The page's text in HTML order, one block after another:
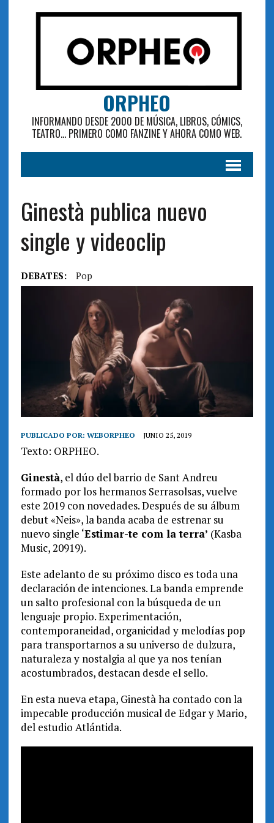
ORPHEO
INFORMANDO DESDE 2000 DE MÚSICA, LIBROS, CÓMICS,
TEATRO... PRIMERO COMO FANZINE Y AHORA COMO WEB.
Ginestà publica nuevo
single y videoclip
DEBATES: Pop
PUBLICADO POR: WEBORPHEO JUNIO 25, 2019
Texto: ORPHEO.
Ginestà, el dúo del barrio de Sant Andreu
formado por los hermanos Serrasolsas, vuelve
este 2019 con novedades. Después de su álbum
debut «Neis», la banda acaba de estrenar su
nuevo single ‘Estimar-te com la terra’ (Kasba
Music, 20919).
Este adelanto de su próximo disco es toda una
declaración de intenciones. La banda emprende
un salto profesional con la búsqueda de un
lenguaje propio. Experimentación,
contemporaneidad, organicidad y melodías pop
para transportarnos a su universo de dulzura,
naturaleza y nostalgia al que ya nos tenían
acostumbrados, destacan desde el sello.
En esta nueva etapa, Ginestà ha contado con la
impecable producción musical de Edgar y Mario,
del estudio Atlántida.